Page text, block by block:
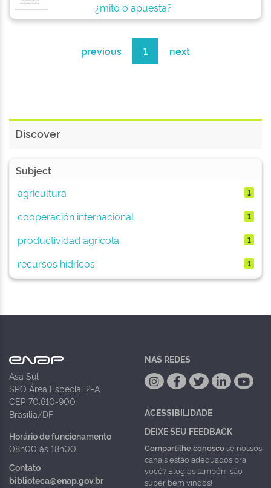
¿mito o apuesta?
previous 1 next
Discover
Subject
agricultura
1
cooperación internacional 1
productividad agrícola 1
recursos hídricos 1
Asa Sul
SPO Área Especial 2-A
CEP 70.610-900
Brasília/DF
Horário de funcionamento
08h00 às 18h00
Contato
biblioteca@enap.gov.br
NAS REDES
ACESSIBILIDADE
DEIXE SEU FEEDBACK
Compartilhe conoscose nossos
canais estão adequados pra
você? Elogios também são
super bem vindos!